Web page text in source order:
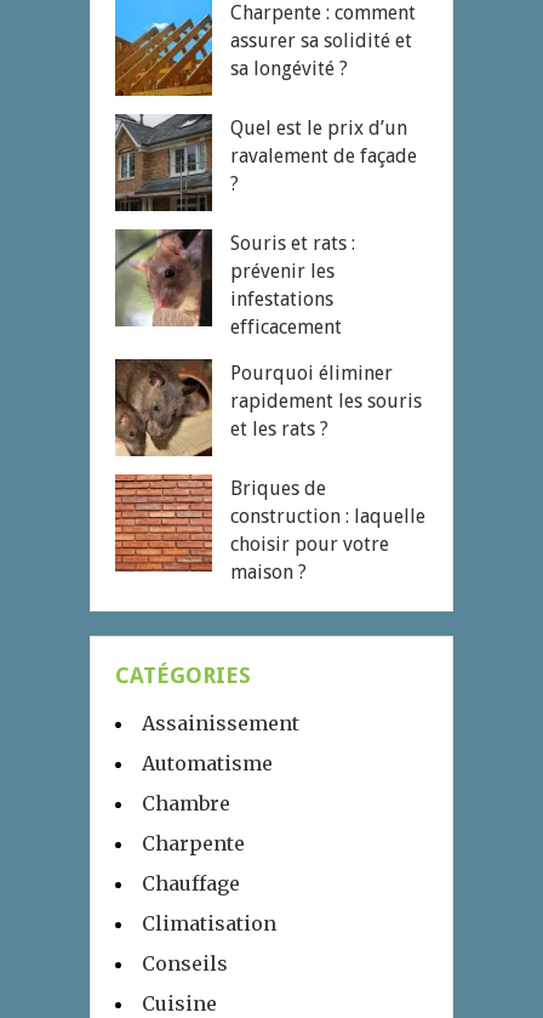
Charpente : comment
assurer sa solidité et
sa longévité ?
Quel est le prix d’un
ravalement de façade
?
Souris et rats :
prévenir les
infestations
efficacement
Pourquoi éliminer
rapidement les souris
et les rats ?
Briques de
construction : laquelle
choisir pour votre
maison ?
CATÉGORIES
Assainissement
Automatisme
Chambre
Charpente
Chauffage
Climatisation
Conseils
Cuisine